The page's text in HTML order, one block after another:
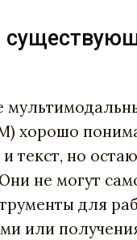
хорошо
текст, но
не могут
для
или